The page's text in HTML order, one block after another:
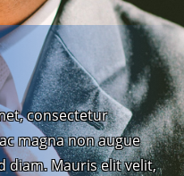
consectetur
magna non augue
diam. Mauris elit velit,